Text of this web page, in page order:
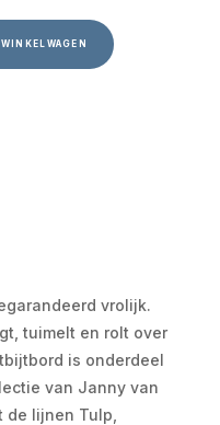
vrolijk.
tuimelt en rolt over
is onderdeel
van Janny van
lijnen Tulp,